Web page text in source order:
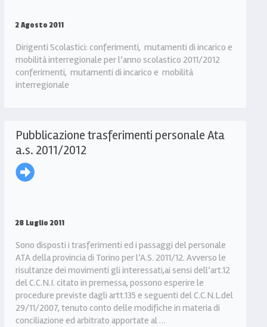
2 Agosto 2011
Dirigenti Scolastici: conferimenti, mutamenti di incarico e
mobilità interregionale per l’anno scolastico 2011/2012
conferimenti, mutamenti di incarico e mobilità
interregionale
Pubblicazione trasferimenti personale Ata
a.s. 2011/2012
28 Luglio 2011
Sono disposti i trasferimenti ed i passaggi del personale
ATA della provincia di Torino per l’A.S. 2011/12. Avverso le
risultanze dei movimenti gli interessati,ai sensi dell’art.12
del C.C.N.I. citato in premessa, possono esperire le
procedure previste dagli artt.135 e seguenti del C.C.N.L.del
29/11/2007, tenuto conto delle modifiche in materia di
conciliazione ed arbitrato apportate al …